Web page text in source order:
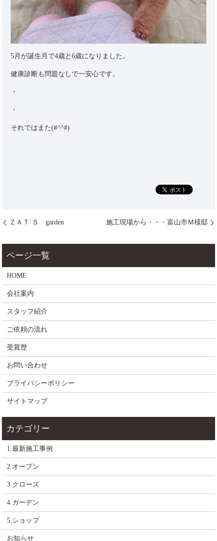
5月が誕生月で4歳と6歳になりました。
健康診断も問題なしで一安心です。
・
・
それではまた(#^^#)
ＺＡＴ´Ｓ garden 施工現場から・・・富山市Ｍ様邸
HOME
会社案内
スタッフ紹介
ご依頼の流れ
受賞歴
お問い合わせ
プライバシーポリシー
サイトマップ
1.最新施工事例
2.オープン
3.クローズ
4.ガーデン
5.ショップ
お知らせ